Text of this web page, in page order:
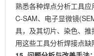
熟悉各种焊点分析工具应
C-SAM、电子显微镜
具，及其切片、染色、
用这些工具分析焊接点缺